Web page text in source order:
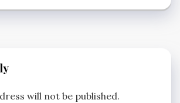
will not be published.